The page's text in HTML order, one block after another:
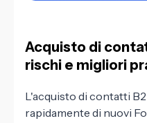
Acquisto di
rischi e migliori
L'acquisto di contatti
rapidamente di nuovi